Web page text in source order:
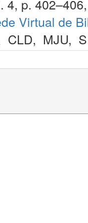
4, p.
Virtual de
CLD, MJU,